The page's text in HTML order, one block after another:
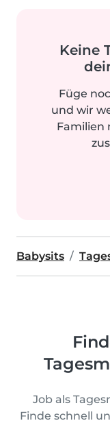
Keine
Füge
und wir
Familien
Babysits
Job als
Finde schnell